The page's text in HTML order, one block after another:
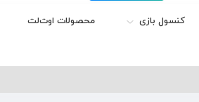
کنسول بازی محصولات اوت‌لت